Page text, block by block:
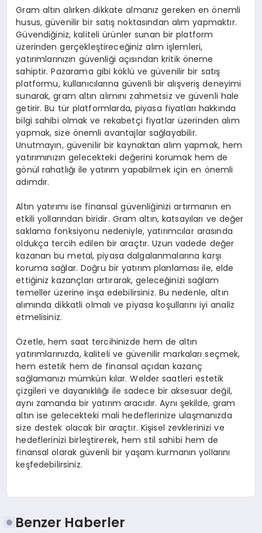
Gram altın alırken dikkate almanız gereken en önemli
husus, güvenilir bir satış noktasından alım yapmaktır.
Güvendiğiniz, kaliteli ürünler sunan bir platform
üzerinden gerçekleştireceğiniz alım işlemleri,
yatırımlarınızın güvenliği açısından kritik öneme
sahiptir. Pazarama gibi köklü ve güvenilir bir satış
platformu, kullanıcılarına güvenli bir alışveriş deneyimi
sunarak, gram altın alımını zahmetsiz ve güvenli hale
getirir. Bu tür platformlarda, piyasa fiyatları hakkında
bilgi sahibi olmak ve rekabetçi fiyatlar üzerinden alım
yapmak, size önemli avantajlar sağlayabilir.
Unutmayın, güvenilir bir kaynaktan alım yapmak, hem
yatırımınızın gelecekteki değerini korumak hem de
gönül rahatlığı ile yatırım yapabilmek için en önemli
adımdır.
Altın yatırımı ise finansal güvenliğinizi artırmanın en
etkili yollarından biridir. Gram altın, katsayıları ve değer
saklama fonksiyonu nedeniyle, yatırımcılar arasında
oldukça tercih edilen bir araçtır. Uzun vadede değer
kazanan bu metal, piyasa dalgalanmalarına karşı
koruma sağlar. Doğru bir yatırım planlaması ile, elde
ettiğiniz kazançları artırarak, geleceğinizi sağlam
temeller üzerine inşa edebilirsiniz. Bu nedenle, altın
alımında dikkatli olmalı ve piyasa koşullarını iyi analiz
etmelisiniz.
Özetle, hem saat tercihinizde hem de altın
yatırımlarınızda, kaliteli ve güvenilir markaları seçmek,
hem estetik hem de finansal açıdan kazanç
sağlamanızı mümkün kılar. Welder saatleri estetik
çizgileri ve dayanıklılığı ile sadece bir aksesuar değil,
aynı zamanda bir yatırım aracıdır. Aynı şekilde, gram
altın ise gelecekteki mali hedeflerinize ulaşmanızda
size destek olacak bir araçtır. Kişisel zevklerinizi ve
hedeflerinizi birleştirerek, hem stil sahibi hem de
finansal olarak güvenli bir yaşam kurmanın yollarını
keşfedebilirsiniz.
Benzer Haberler